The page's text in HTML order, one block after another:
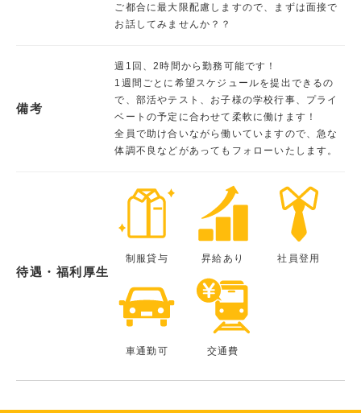
ご都合に最大限配慮しますので、まずは面接で
お話してみませんか？？
備考
週1回、2時間から勤務可能です！
1週間ごとに希望スケジュールを提出できるの
で、部活やテスト、お子様の学校行事、プライ
ベートの予定に合わせて柔軟に働けます！
全員で助け合いながら働いていますので、急な
体調不良などがあってもフォローいたします。
待遇・福利厚生
制服貸与 昇給あり 社員登用
車通勤可 交通費